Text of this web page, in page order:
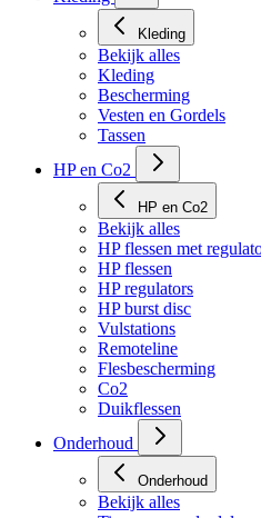
Kleding
Bekijk alles
Kleding
Bescherming
Vesten en Gordels
Tassen
HP en Co2
HP en Co2
Bekijk alles
HP flessen met regulator
HP flessen
HP regulators
HP burst disc
Vulstations
Remoteline
Flesbescherming
Co2
Duikflessen
Onderhoud
Onderhoud